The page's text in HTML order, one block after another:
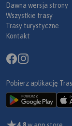
Dawna wersja strony
Wszystkie trasy
Trasy turystyczne
Kontakt
Pobierz aplikację